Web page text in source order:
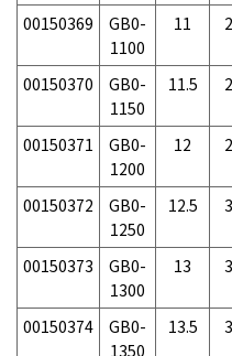
00150369
GB0-
1100
11
00150370
GB0-
1150
11.5
00150371
GB0-
1200
12
00150372
GB0-
1250
12.5
00150373
GB0-
1300
13
00150374
GB0-
1350
13.5